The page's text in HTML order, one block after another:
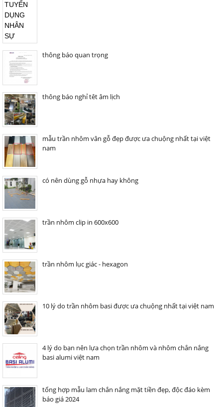
thông báo quan trọng
thông báo nghỉ têt âm lịch
mẫu trần nhôm vân gỗ đẹp được ưa chuộng nhất tại việt
nam
có nên dùng gỗ nhựa hay không
trần nhôm clip in 600x600
trần nhôm lục giác - hexagon
10 lý do trần nhôm basi được ưa chuộng nhất tại việt nam
4 lý do bạn nên lựa chọn trần nhôm và nhôm chắn nắng
basi alumi việt nam
tổng hợp mẫu lam chắn nắng mặt tiền đẹp, độc đáo kèm
báo giá 2024